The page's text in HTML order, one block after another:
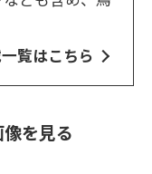
覧はこちら
を見る